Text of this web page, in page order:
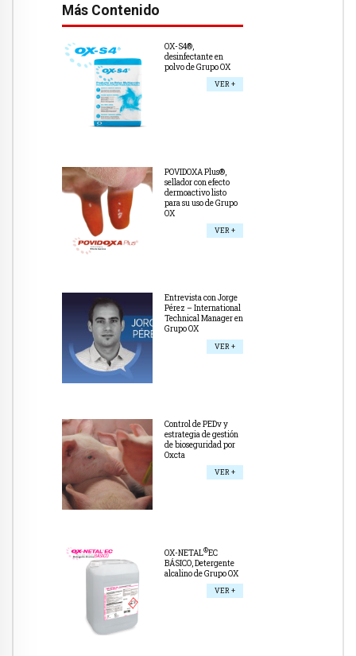
Más Contenido
OX-S4®,
desinfectante en
polvo de Grupo OX
VER +
POVIDOXA Plus®,
sellador con efecto
dermoactivo listo
para su uso de Grupo
OX
VER +
Entrevista con Jorge
Pérez – International
Technical Manager en
Grupo OX
VER +
Control de PEDv y
estrategia de gestión
de bioseguridad por
Oxcta
VER +
OX-NETAL®EC
BÁSICO, Detergente
alcalino de Grupo OX
VER +